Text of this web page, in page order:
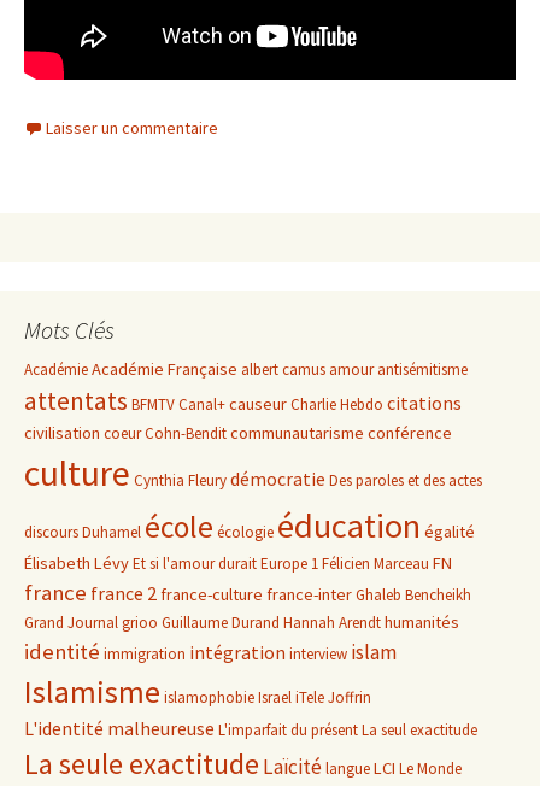
Laisser un commentaire
Mots Clés
AcadémieAcadémie Française albert camus amour antisémitisme
attentats BFMTVCanal+causeurCharlie Hebdo citations
civilisation coeurCohn-Benditcommunautarisme conférence
culture Cynthia Fleurydémocratie Des paroles et des actes
discoursDuhamel école écologie éducation égalité
Élisabeth LévyEt si l'amour duraitEurope 1Félicien Marceau FN
france france 2france-culture france-interGhaleb Bencheikh
Grand Journalgrioo Guillaume Durand Hannah Arendthumanités
identité immigration intégration interview islam
Islamisme islamophobieIsraeliTeleJoffrin
L'identité malheureuse L'imparfait du présentLa seul exactitude
La seule exactitude LaïcitélangueLCI Le Monde